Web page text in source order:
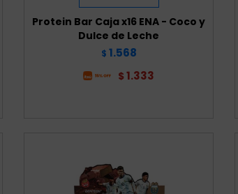
Protein Bar Caja x16 ENA - Coco y
Dulce de Leche
$ 1.568
$ 1.333